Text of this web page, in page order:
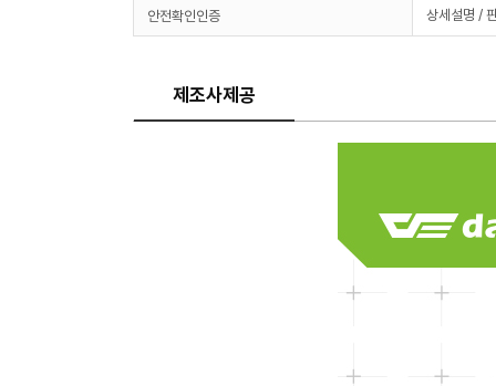
안전확인인증 상세설명 /
제조사제공